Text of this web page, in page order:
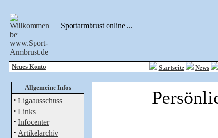
Sportarmbrust online ...
Neues Konto Startseite News
Allgemeine Infos
· Ligaausschuss
· Links
· Infocenter
· Artikelarchiv